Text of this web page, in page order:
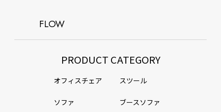
FLOW
PRODUCT CATEGORY
オフィスチェア スツール
ソファ ブースソファ